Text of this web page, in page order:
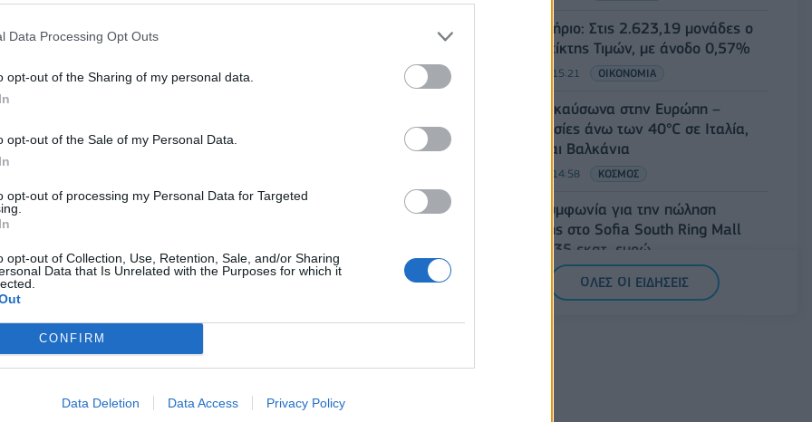
Data Processing Opt Outs
opt-out of the Sharing of my personal data.
opt-out of the Sale of my Personal Data.
opt-out of processing my Personal Data for Targeted
opt-out of Collection, Use, Retention, Sale, and/or Sharing
Data that Is Unrelated with the Purposes for which it
CONFIRM
Data Deletion Data Access Privacy Policy
καθώς αποκτά ιδιαίτερο ρόλο. Μίλησε για
Συνηγόρου του Καταναλωτή και ικανοποίησης
που έχει στην διάθεσή του.
με τον απερχόμενο Συνήγορο του
από την Αναπληρώτρια Συνήγορο,
Χρηματιστήριο: Στις 2.623,19 μονάδες ο
Γενικός Δείκτης Τιμών, με άνοδο 0,57%
07/08/2026 - 15:21 ΟΙΚΟΝΟΜΙΑ
Νέο κύμα καύσωνα στην Ευρώπη –
Θερμοκρασίες άνω των 40°C σε Ιταλία,
Ισπανία και Βαλκάνια
07/08/2026 - 14:58 ΚΟΣΜΟΣ
Fourlis: Συμφωνία για την πώληση
συμμετοχής στο Sofia South Ring Mall
έναντι 49,35 εκατ. ευρώ
07/08/2026 - 14:39
ΟΛΕΣ ΟΙ ΕΙΔΗΣΕΙΣ